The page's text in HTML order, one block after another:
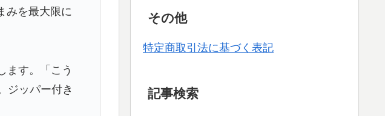
みを最大限に
ます。「こう
ジッパー付き
その他
特定商取引法に基づく表記
記事検索